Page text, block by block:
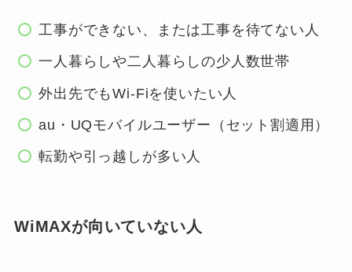
工事ができない、または工事を待てない人
一人暮らしや二人暮らしの少人数世帯
外出先でもWi-Fiを使いたい人
au・UQモバイルユーザー（セット割適用）
転勤や引っ越しが多い人
WiMAXが向いていない人